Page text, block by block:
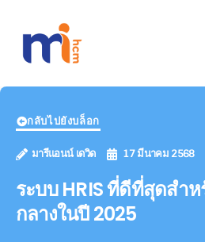
กลับไปยังบล็อก
มารีแอนน์ เดวิด 17 มีนาคม 2568
ระบบ HRIS ที่ดีที่สุดสำ
กลางในปี 2025